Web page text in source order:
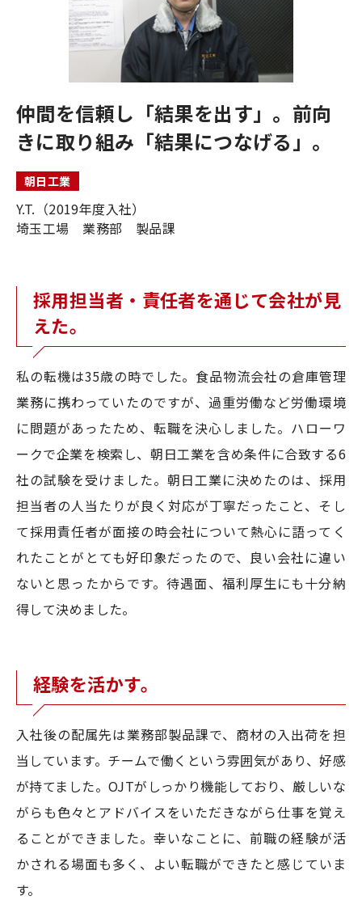
仲間を信頼し「結果を出す」。前向
きに取り組み「結果につなげる」。
朝日工業
Y.T.（2019年度入社）
埼玉工場 業務部 製品課
採用担当者・責任者を通じて会社が見
えた。
私の転機は35歳の時でした。食品物流会社の倉庫管理
業務に携わっていたのですが、過重労働など労働環境
に問題があったため、転職を決心しました。ハローワ
ークで企業を検索し、朝日工業を含め条件に合致する6
社の試験を受けました。朝日工業に決めたのは、採用
担当者の人当たりが良く対応が丁寧だったこと、そし
て採用責任者が面接の時会社について熱心に語ってく
れたことがとても好印象だったので、良い会社に違い
ないと思ったからです。待遇面、福利厚生にも十分納
得して決めました。
経験を活かす。
入社後の配属先は業務部製品課で、商材の入出荷を担
当しています。チームで働くという雰囲気があり、好感
が持てました。OJTがしっかり機能しており、厳しいな
がらも色々とアドバイスをいただきながら仕事を覚え
ることができました。幸いなことに、前職の経験が活
かされる場面も多く、よい転職ができたと感じていま
す。